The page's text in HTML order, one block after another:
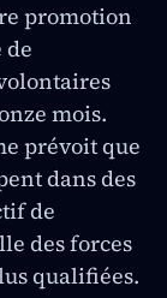
promotion
de
mois.
prévoit que
dans des
de
des forces
qualifiées.